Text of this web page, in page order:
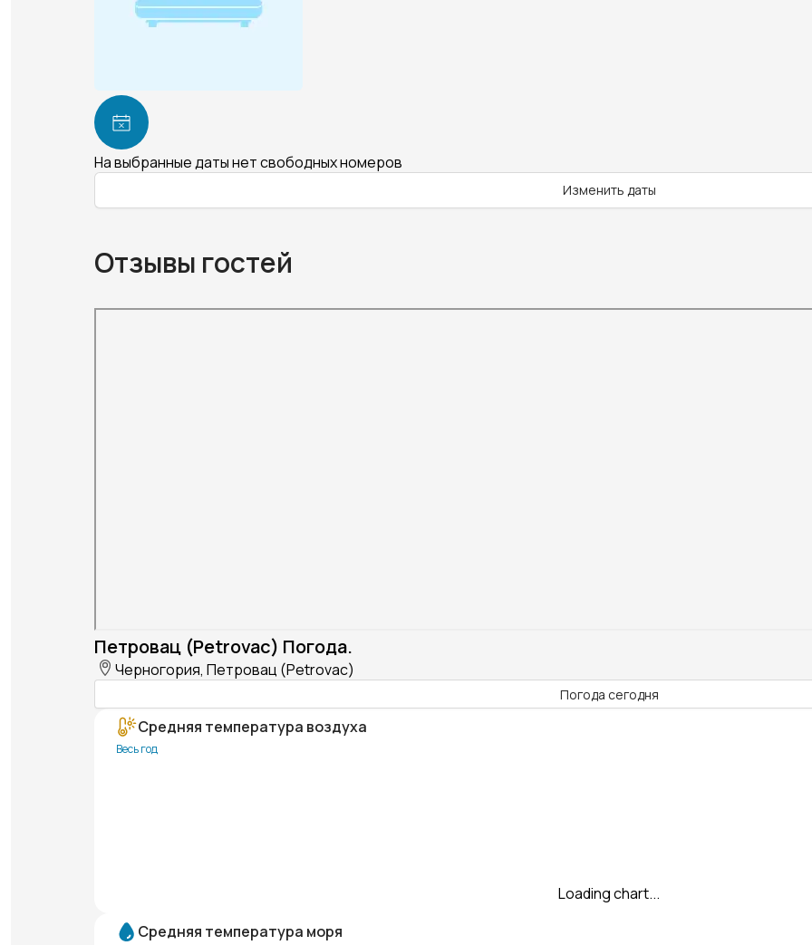
На выбранные даты нет свободных номеров
Изменить даты
Отзывы гостей
Петровац (Petrovac) Погода.
Черногория, Петровац (Petrovac)
Погода сегодня
Средняя температура воздуха
Весь год
Loading chart...
Средняя температура моря